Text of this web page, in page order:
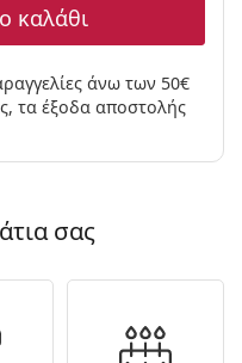
καλάθι
άνω των 50€
τα έξοδα αποστολής
σας